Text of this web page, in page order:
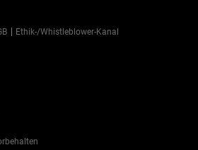
Ethik-/Whistleblower-Kanal